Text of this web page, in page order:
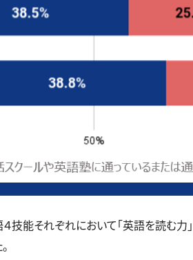
それぞれにおいて「英語を読む力」